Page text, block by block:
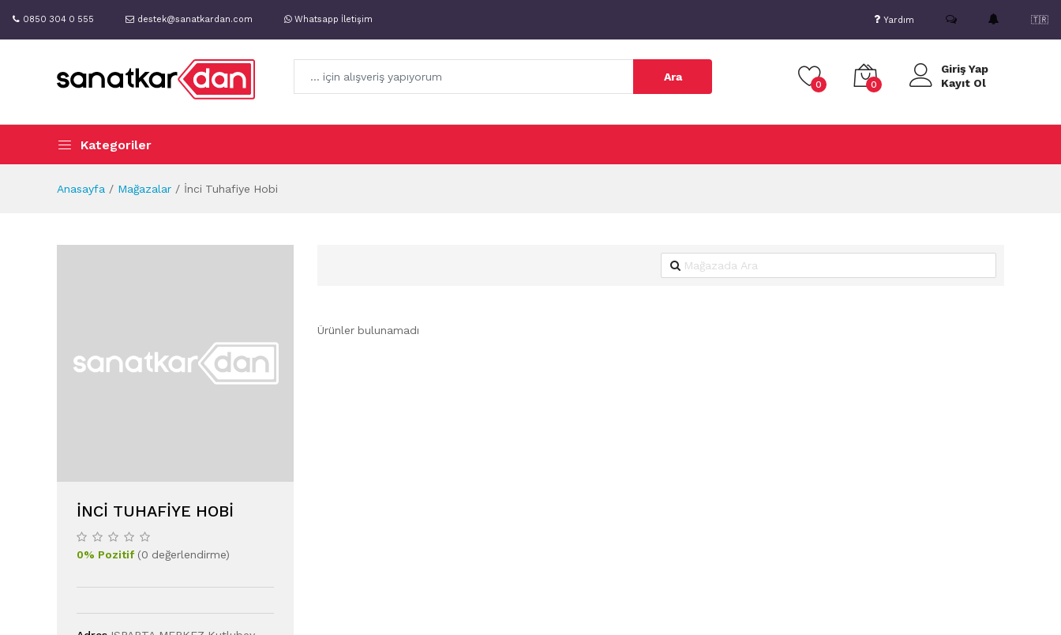
0850 304 0 555 destek@sanatkardan.com Whatsapp İletişim Yardım 🇹🇷
Ara
0 0
Giriş Yap
Kayıt Ol
Kategoriler
Anasayfa Mağazalar İnci Tuhafiye Hobi
İNCI TUHAFIYE HOBI
0% Pozitif(0 değerlendirme)
Ürünler bulunamadı